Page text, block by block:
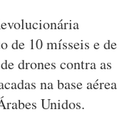
de 10 mísseis e de
drones contra as
na base aérea
Unidos.